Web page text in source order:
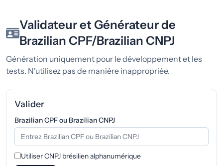
Validateur et Générateur de
Brazilian CPF/Brazilian CNPJ
Génération uniquement pour le développement et les
tests. N'utilisez pas de manière inappropriée.
Valider
Brazilian CPF ou Brazilian CNPJ
Utiliser CNPJ brésilien alphanumérique